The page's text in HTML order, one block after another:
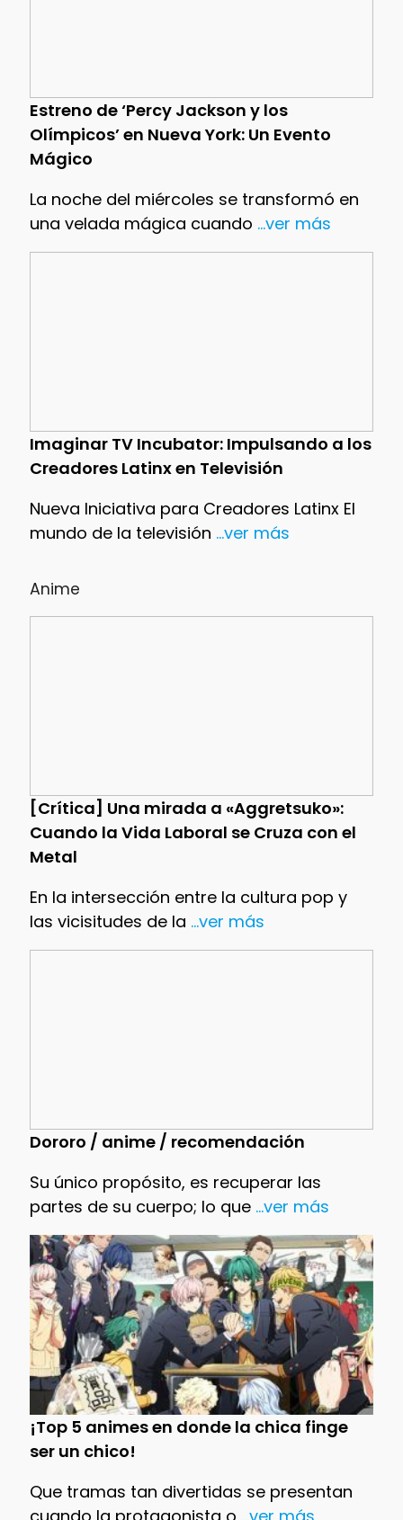
Estreno de ‘Percy Jackson y los
Olímpicos’ en Nueva York: Un Evento
Mágico
La noche del miércoles se transformó en
una velada mágica cuando ...ver más
Imaginar TV Incubator: Impulsando a los
Creadores Latinx en Televisión
Nueva Iniciativa para Creadores Latinx El
mundo de la televisión ...ver más
Anime
[Crítica] Una mirada a «Aggretsuko»:
Cuando la Vida Laboral se Cruza con el
Metal
En la intersección entre la cultura pop y
las vicisitudes de la ...ver más
Dororo / anime / recomendación
Su único propósito, es recuperar las
partes de su cuerpo; lo que...ver más
¡Top 5 animes en donde la chica finge
ser un chico!
Que tramas tan divertidas se presentan